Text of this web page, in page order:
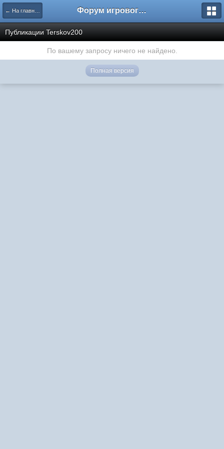
← На главную Форум игрового проекта Riverrise
Публикации Terskov200
По вашему запросу ничего не найдено.
Полная версия